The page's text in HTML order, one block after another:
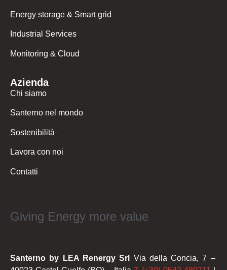
Energy storage & Smart grid
Industrial Services
Monitoring & Cloud
Azienda
Chi siamo
Santerno nel mondo
Sostenibilità
Lavora con noi
Contatti
Giving Energy more value
Santerno by LEA Renergy Srl Via della Concia, 7 –